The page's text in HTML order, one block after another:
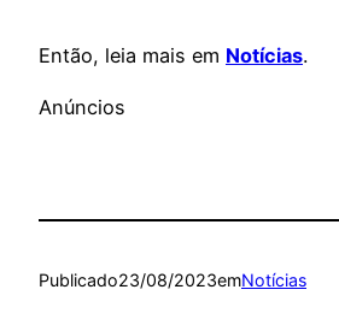
Então, leia mais em Notícias.
Anúncios
Publicado23/08/2023emNotícias